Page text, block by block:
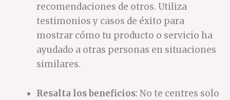
recomendaciones de otros. Utiliza
testimonios y casos de éxito para
mostrar cómo tu producto o servicio ha
ayudado a otras personas en situaciones
similares.
Resalta los beneficios: No te centres solo